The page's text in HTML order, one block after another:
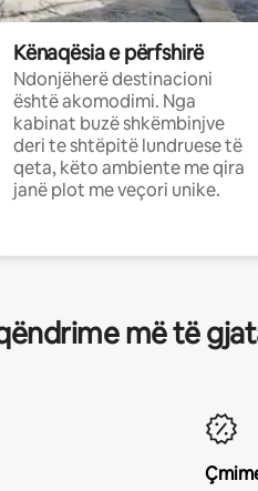
Kënaqësia e përfshirë
Ndonjëherë destinacioni
është akomodimi. Nga
kabinat buzë shkëmbinjve
deri te shtëpitë lundruese të
qeta, këto ambiente me qira
janë plot me veçori unike.
më të